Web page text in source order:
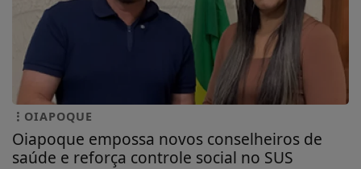
OIAPOQUE
Oiapoque empossa novos conselheiros de
saúde e reforça controle social no SUS